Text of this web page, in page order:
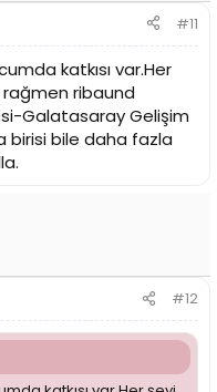
#11
katkısı var.Her
ribaund
Galatasaray Gelişim
birisi bile daha fazla
#12